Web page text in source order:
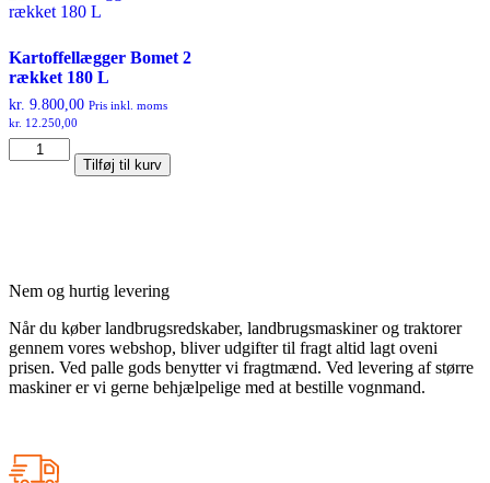
Kartoffellægger Bomet 2
rækket 180 L
kr. 9.800,00 Pris inkl. moms
kr. 12.250,00
Kartoffellægger
Bomet
Tilføj til kurv
Nem og hurtig levering
Når du køber landbrugsredskaber, landbrugsmaskiner og traktorer
gennem vores webshop, bliver udgifter til fragt altid lagt oveni
prisen. Ved palle gods benytter vi fragtmænd. Ved levering af større
maskiner er vi gerne behjælpelige med at bestille vognmand.